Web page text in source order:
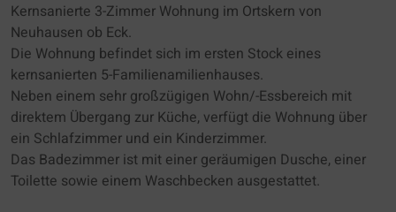
Kernsanierte 3-Zimmer Wohnung im Ortskern von
Neuhausen ob Eck.
Die Wohnung befindet sich im ersten Stock eines
kernsanierten 5-Familienamilienhauses.
Neben einem sehr großzügigen Wohn/-Essbereich mit
direktem Übergang zur Küche, verfügt die Wohnung über
ein Schlafzimmer und ein Kinderzimmer.
Das Badezimmer ist mit einer geräumigen Dusche, einer
Toilette sowie einem Waschbecken ausgestattet.